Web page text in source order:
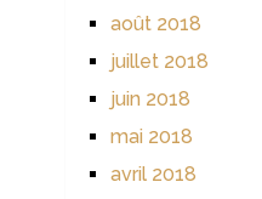
août 2018
juillet 2018
juin 2018
mai 2018
avril 2018